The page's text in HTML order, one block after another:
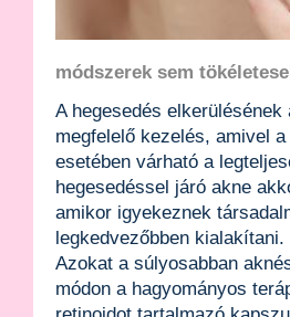
módszerek sem
A hegesedés
megfelelő kezelés, amivel
esetében várható a
hegesedéssel járó akne
amikor igyekeznek
legkedvezőbben kialakítani.
Azokat a súlyosabban
módon a hagyományos